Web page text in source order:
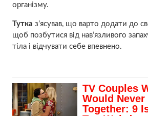
організму.
Тутка з’ясував, що варто додати до
щоб позбутися від нав’язливого
тіла і відчувати себе впевнено.